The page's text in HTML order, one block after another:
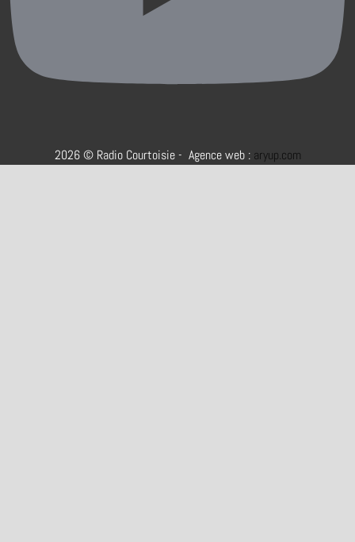
2026 © Radio Courtoisie - Agence web : aryup.com